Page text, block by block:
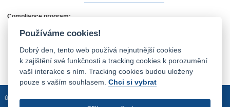
Compliance program:
Úvodní stránka Mapa stránek Prohlášení o přístupnosti
Používáme cookies!
Dobrý den, tento web používá nejnutnější cookies
k zajištění své funkčnosti a tracking cookies k porozumění
vaší interakce s ním. Tracking cookies budou uloženy
pouze s vaším souhlasem.Chci si vybrat